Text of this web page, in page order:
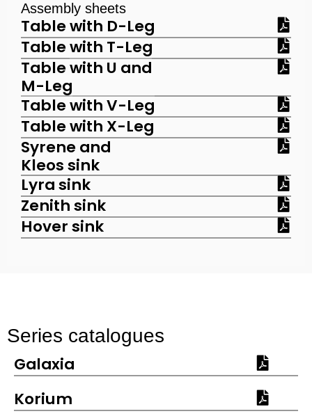
Assembly sheets
Table with D-Leg
Tablewith T-Leg
Tablewith U and
M-Leg
Tablewith V-Leg
Tablewith X-Leg
Syrene and
Kleos sink
Lyra sink
Zenith sink
Hover sink
Series catalogues
Galaxia
Korium